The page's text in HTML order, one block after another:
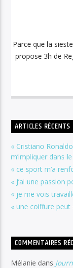
Parce que la
propose 3h de
ARTICLES RÉCENTS
« Cristiano
m’impliquer dans
« ce sport m’a
« J’ai une passion
« je me vois
« une coiffure
COMMENTAIRES
Mélanie dans